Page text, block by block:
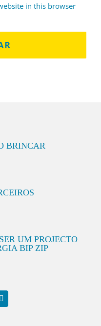
in this browser
BRINCAR
UM PROJECTO
BIP ZIP